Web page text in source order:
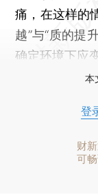
痛，在这样的
越”与“质的提
确定环境下应
本
登
财
可